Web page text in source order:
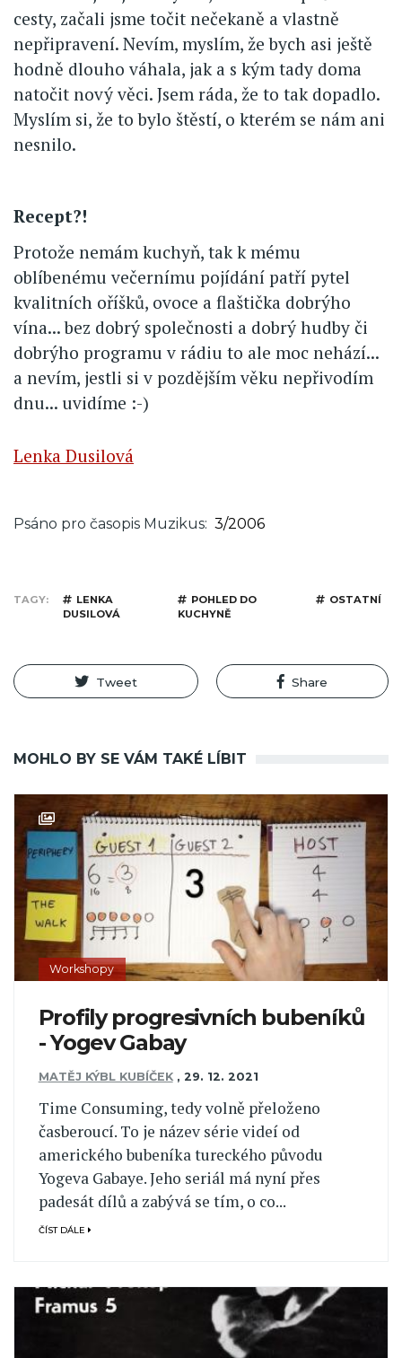
cesty, začali jsme točit nečekaně a vlastně
nepřipravení. Nevím, myslím, že bych asi ještě
hodně dlouho váhala, jak a s kým tady doma
natočit nový věci. Jsem ráda, že to tak dopadlo.
Myslím si, že to bylo štěstí, o kterém se nám ani
nesnilo.
Recept?!
Protože nemám kuchyň, tak k mému
oblíbenému večernímu pojídání patří pytel
kvalitních oříšků, ovoce a flaštička dobrýho
vína... bez dobrý společnosti a dobrý hudby či
dobrýho programu v rádiu to ale moc nehází...
a nevím, jestli si v pozdějším věku nepřivodím
dnu... uvidíme :-)
Lenka Dusilová
Psáno pro časopis Muzikus 3/2006
TAGY
LENKA
DUSILOVÁ
POHLED DO
KUCHYNĚ
OSTATNÍ
Tweet Share
MOHLO BY SE VÁM TAKÉ LÍBIT
Workshopy
Profily progresivních bubeníků
- Yogev Gabay
MATĚJ KÝBL KUBÍČEK , 29. 12. 2021
Time Consuming, tedy volně přeloženo
časberoucí. To je název série videí od
amerického bubeníka tureckého původu
Yogeva Gabaye. Jeho seriál má nyní přes
padesát dílů a zabývá se tím, o co...
ČÍST DÁLE